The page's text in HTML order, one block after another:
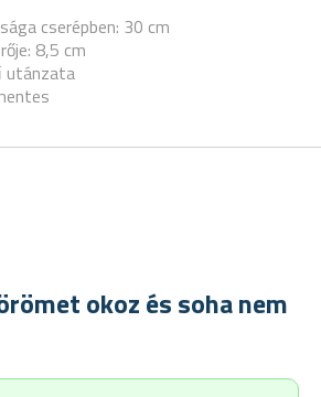
cserépben: 30 cm
8,5 cm
utánzata
okoz és soha nem